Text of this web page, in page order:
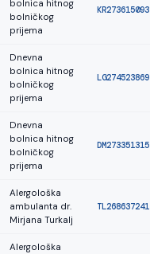
bolnica hitnog
bolničkog
prijema
KR273615093
Dnevna
bolnica hitnog
bolničkog
prijema
LG274523869
Dnevna
bolnica hitnog
bolničkog
prijema
DM273351315
Alergološka
ambulanta dr.
Mirjana Turkalj
TL268637241
Alergološka